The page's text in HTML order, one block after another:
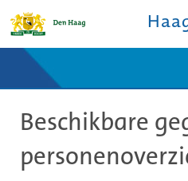
Ontdek de stad
De studiezaal
Bronnen en collecties
Contact
Beschikbare